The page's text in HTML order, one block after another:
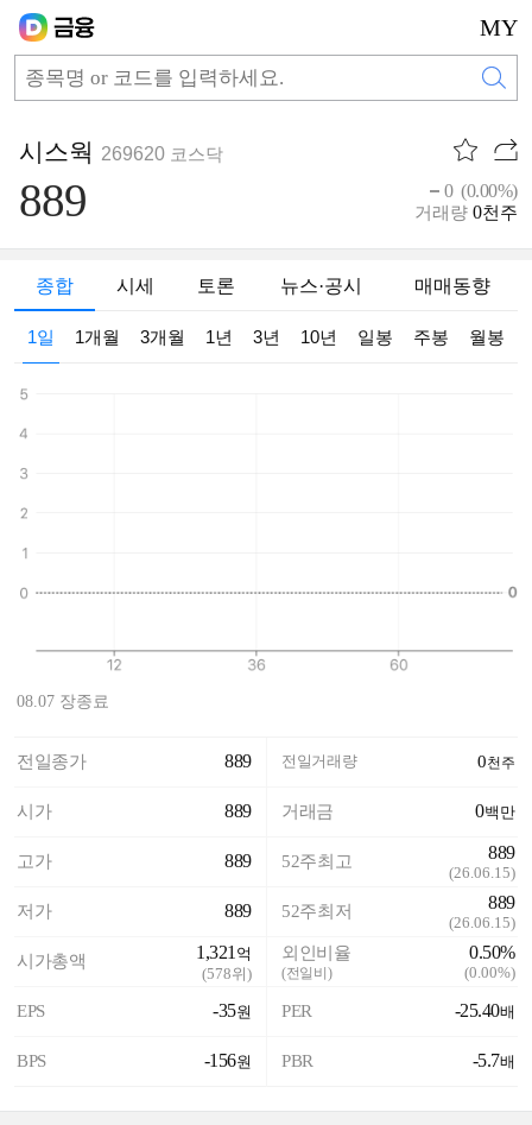
MY
시스웍 269620 코스닥
889 0 (0.00%)
거래량 0천주
종합 시세 토론 뉴스·공시 매매동향
1일 1개월 3개월 1년 3년 10년 일봉 주봉 월봉
08.07 장종료
전일종가 889
시가 889
고가 889
저가 889
시가총액 1,321 억
(578위)
EPS -35원
BPS -156원
전일거래량 0천주
거래금 0백만
52주최고 889
(26.06.15)
52주최저 889
(26.06.15)
외인비율
(전일비)
0.50%
(0.00%)
PER -25.40배
PBR -5.7배